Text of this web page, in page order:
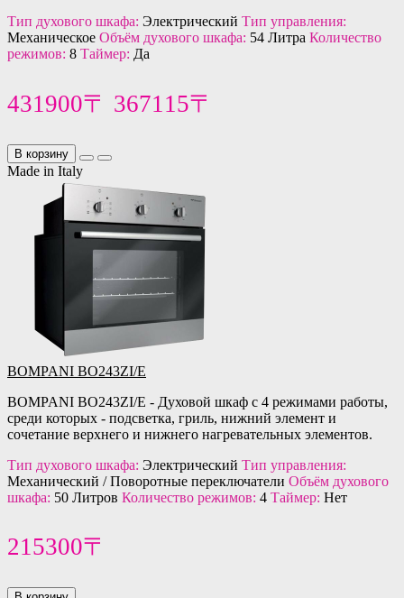
Тип духового шкафа: Электрический Тип управления:
Механическое Объём духового шкафа: 54 Литра Количество
режимов: 8 Таймер: Да
431900〒 367115〒
В корзину
Made in Italy
BOMPANI BO243ZI/E
BOMPANI BO243ZI/E - Духовой шкаф с 4 режимами работы,
среди которых - подсветка, гриль, нижний элемент и
сочетание верхнего и нижнего нагревательных элементов.
Тип духового шкафа: Электрический Тип управления:
Механический / Поворотные переключатели Объём духового
шкафа: 50 Литров Количество режимов: 4 Таймер: Нет
215300〒